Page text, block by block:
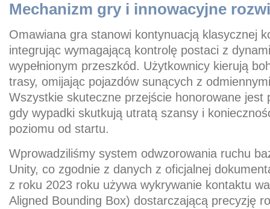
Mechanizm gry i innowacyjne
Omawiana gra stanowi kontynuacją klasycznej
integrując wymagającą kontrolę postaci z
wypełnionym przeszkód. Użytkownicy kierują
trasy, omijając pojazdów sunących z
Wszystkie skuteczne przejście honorowane jest
gdy wypadki skutkują utratą szansy i
poziomu od startu.
Wprowadziliśmy system odwzorowania ruchu
Unity, co zgodnie z danych z oficjalnej
z roku 2023 roku używa wykrywanie kontaktu
Aligned Bounding Box) dostarczającą precyzję